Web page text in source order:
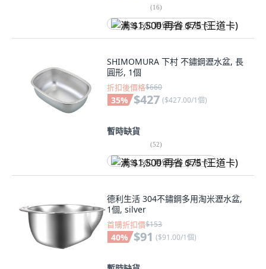
(16)
满 $1,500 再省 $75 (王道卡)
SHIMOMURA 下村 不鏽鋼瀝水盆, 長
圓形, 1個
折扣後價格$660
35% $427 ($427.00/1個)
暫時缺貨
(52)
满 $1,500 再省 $75 (王道卡)
德利生活 304不鏽鋼多用淘米瀝水盆,
1個, silver
首購折扣價$153
40% $91 ($91.00/1個)